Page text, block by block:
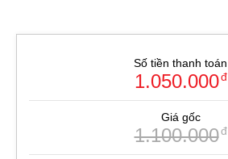
Số tiền thanh toán
1.050.000đ
Giá gốc
1.100.000đ